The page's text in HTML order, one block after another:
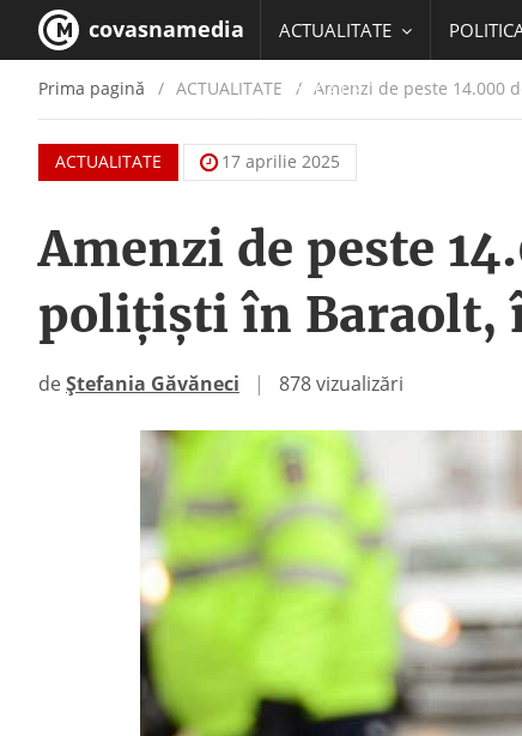
covasnamedia ACTUALITATE
EDUCATIE
Prima pagină ACTUALITATE / Amenzi de peste 14.000
ACTUALITATE 17 aprilie 2025
Amenzi de peste
polițiști în Baraolt,
deȘtefania Găvăneci | 878 vizualizări